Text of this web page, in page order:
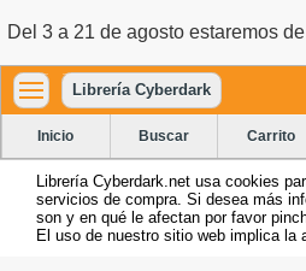
Del 3 a 21 de agosto estaremos
Librería Cyberdark
Inicio Buscar Carrito
Librería Cyberdark.net usa cookies
servicios de compra. Si desea más
son y en qué le afectan por favor
El uso de nuestro sitio web implica la